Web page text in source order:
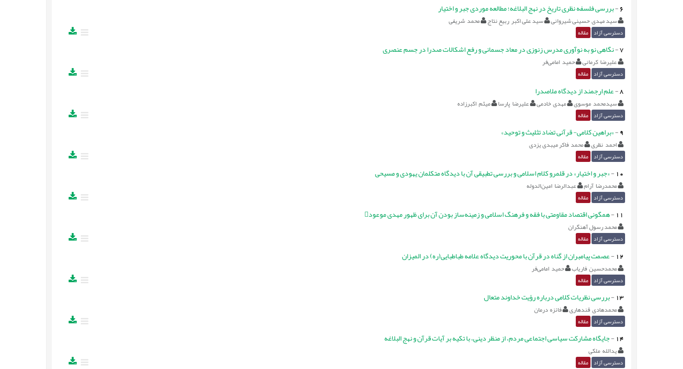
6
-بررسی فلسفه نظری تاریخ در نهج البلاغه؛ مطالعه موردی جبر و اختیار
سید مهدی حسینی شیروانی سید علی اکبر ربیع نتاج محمد شریفی
دسترسی آزاد مقاله
7
-نگاهی نو به نوآوری مدرس زنوزی در معاد جسمانی و رفع اشکالات صدرا در جسم عنصری
علیرضا کرمانی حمید امامی‌فر
دسترسی آزاد مقاله
8
-علم ارجمند از دیدگاه ملاصدرا
سیدمحمد موسوی مهدی خادمی علیرضا پارسا میثم اکبرزاده
دسترسی آزاد مقاله
9
-«براهین کلامی- قرآنی تضاد تثلیث و توحید»
احمد نظری محمد فاکر میبدی یزدی
دسترسی آزاد مقاله
10
-«جبر و اختیار» در قلمرو کلام اسلامی و بررسی تطبیقی آن با دیدگاه متکلمان یهودی و مسیحی
محمدرضا آرام عبدالرضا امین‌الدوله
دسترسی آزاد مقاله
11
-همگونی اقتصاد مقاومتی با فقه و فرهنگ اسلامی و زمینه‌ساز بودن آن برای ظهور مهدی موعود
محمد رسول آهنگران
دسترسی آزاد مقاله
12
-عصمت پیامبران از گناه در قرآن با محوریت دیدگاه علامه طباطبایی(ره) در المیزان
محمدحسین فاریاب حمید امامی‌فر
دسترسی آزاد مقاله
13
-بررسی نظریات کلامی درباره رؤیت خداوند متعال
محمدهادی قندهاری فائزه درمان
دسترسی آزاد مقاله
14
-جایگاه مشارکت سیاسی اجتماعی مردم، از منظر دینی، با تکیه بر آیات قرآن و نهج البلاغه
یدالله ملکی
دسترسی آزاد مقاله